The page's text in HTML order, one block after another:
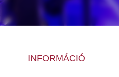
INFORMÁCIÓ